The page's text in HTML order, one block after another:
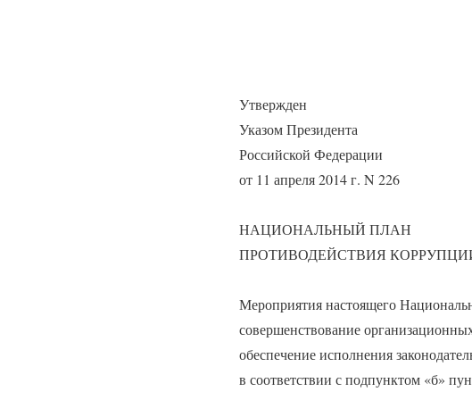
Утвержден
Указом Президента
Российской Федерации
от 11 апреля 2014 г. N 226
НАЦИОНАЛЬНЫЙ ПЛАН
ПРОТИВОДЕЙСТВИЯ
Мероприятия настоящего
совершенствование
обеспечение исполнения
в соответствии с подпунктом «б»